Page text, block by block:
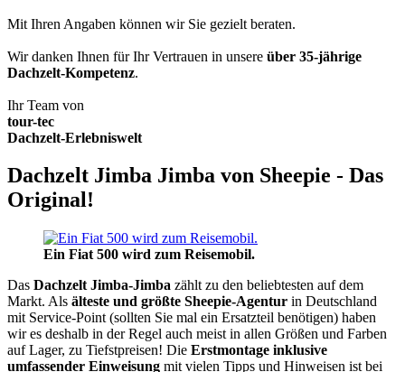
Mit Ihren Angaben können wir Sie gezielt beraten.
Wir danken Ihnen für Ihr Vertrauen in unsere über 35-jährige
Dachzelt-Kompetenz.
Ihr Team von
tour-tec
Dachzelt-Erlebniswelt
Dachzelt Jimba Jimba von Sheepie - Das
Original!
Ein Fiat 500 wird zum Reisemobil.
Das Dachzelt Jimba-Jimba zählt zu den beliebtesten auf dem
Markt. Als älteste und größte Sheepie-Agentur in Deutschland
mit Service-Point (sollten Sie mal ein Ersatzteil benötigen) haben
wir es deshalb in der Regel auch meist in allen Größen und Farben
auf Lager, zu Tiefstpreisen! Die Erstmontage inklusive
umfassender Einweisung mit vielen Tipps und Hinweisen ist bei